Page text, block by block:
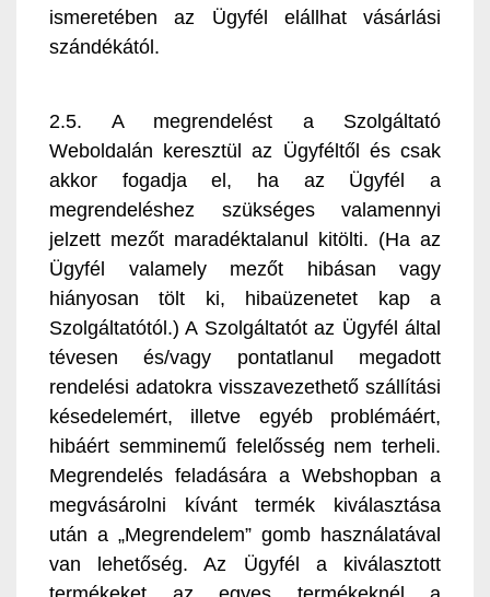
ismeretében az Ügyfél elállhat vásárlási
szándékától.
2.5. A megrendelést a Szolgáltató
Weboldalán keresztül az Ügyféltől és csak
akkor fogadja el, ha az Ügyfél a
megrendeléshez szükséges valamennyi
jelzett mezőt maradéktalanul kitölti. (Ha az
Ügyfél valamely mezőt hibásan vagy
hiányosan tölt ki, hibaüzenetet kap a
Szolgáltatótól.) A Szolgáltatót az Ügyfél által
tévesen és/vagy pontatlanul megadott
rendelési adatokra visszavezethető szállítási
késedelemért, illetve egyéb problémáért,
hibáért semminemű felelősség nem terheli.
Megrendelés feladására a Webshopban a
megvásárolni kívánt termék kiválasztása
után a „Megrendelem” gomb használatával
van lehetőség. Az Ügyfél a kiválasztott